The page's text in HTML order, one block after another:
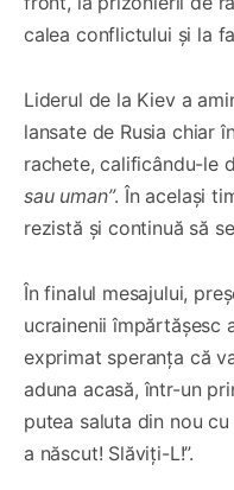
calea conflictului și la
Liderul de la Kiev a
lansate de Rusia chiar
rachete, calificându-le
sau uman”. În același
rezistă și continuă să
În finalul mesajului,
ucrainenii împărtășesc
exprimat speranța că
aduna acasă, într-un
putea saluta din nou
a născut! Slăviți-L!”.